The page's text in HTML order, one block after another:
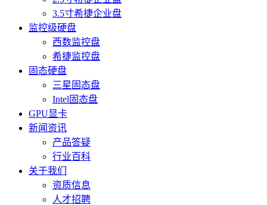
3.5寸希捷企业盘
监控级硬盘
西数监控盘
希捷监控盘
固态硬盘
三星固态盘
Intel固态盘
GPU显卡
新闻资讯
产品答疑
行业百科
关于我们
资质信息
人才招聘